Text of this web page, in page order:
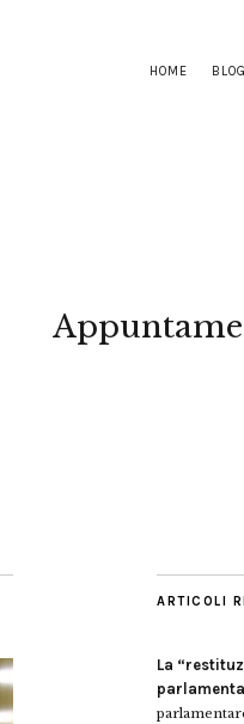
HOME BLOG
ARTICOLI
La